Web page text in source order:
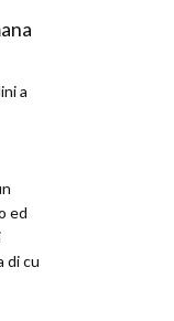
a
ed
di cu